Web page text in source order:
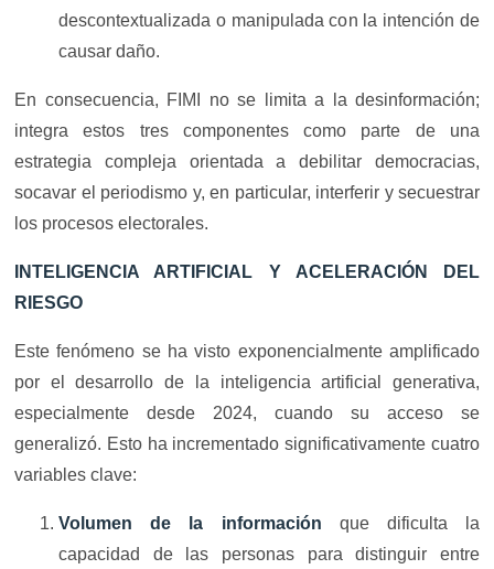
descontextualizada o manipulada con la intención de
causar daño.
En consecuencia, FIMI no se limita a la desinformación;
integra estos tres componentes como parte de una
estrategia compleja orientada a debilitar democracias,
socavar el periodismo y, en particular, interferir y secuestrar
los procesos electorales.
INTELIGENCIA ARTIFICIAL Y ACELERACIÓN DEL
RIESGO
Este fenómeno se ha visto exponencialmente amplificado
por el desarrollo de la inteligencia artificial generativa,
especialmente desde 2024, cuando su acceso se
generalizó. Esto ha incrementado significativamente cuatro
variables clave:
Volumen de la información que dificulta la
capacidad de las personas para distinguir entre